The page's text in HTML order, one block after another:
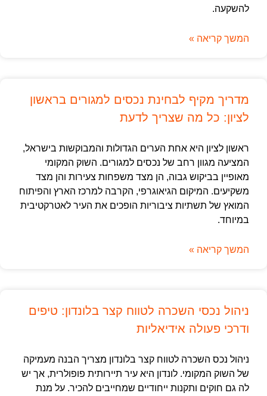
להשקעה.
המשך קריאה »
מדריך מקיף לבחינת נכסים למגורים בראשון
לציון: כל מה שצריך לדעת
ראשון לציון היא אחת הערים הגדולות והמבוקשות בישראל,
המציעה מגוון רחב של נכסים למגורים. השוק המקומי
מאופיין בביקוש גבוה, הן מצד משפחות צעירות והן מצד
משקיעים. המיקום הגיאוגרפי, הקרבה למרכז הארץ והפיתוח
המואץ של תשתיות ציבוריות הופכים את העיר לאטרקטיבית
במיוחד.
המשך קריאה »
ניהול נכסי השכרה לטווח קצר בלונדון: טיפים
ודרכי פעולה אידיאליות
ניהול נכס השכרה לטווח קצר בלונדון מצריך הבנה מעמיקה
של השוק המקומי. לונדון היא עיר תיירותית פופולרית, אך יש
לה גם חוקים ותקנות ייחודיים שמחייבים להכיר. על מנת